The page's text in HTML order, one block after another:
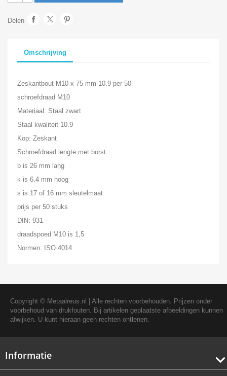
Delen
Omschrijving
Zeskantbout M10 x 75 mm 10.9 per 50
schroefdraad M10
Materiaal: Staal zwart
Staal kwaliteit 10.9
Kop: Zeskant
Schroefdraad lengte met borst
b is 26 mm lang
k is 6.4 mm hoog
s is 17 of 16 mm sleutelmaat
prijs per 50 stuks
DIN: 931
draadspoed M10 is 1,5
Normen: ISO 4014
Copyright © Metaalreus.nl
| Alle rechten voorbehouden. Prijzen onder
voorbehoud van drukfouten. Bij artikelen geplaatste afbeeldingen kunnen
afwijken. U kunt hieraan geen rechten ontlenen.
Informatie